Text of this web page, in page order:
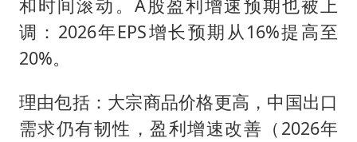
和时间滚动。A股盈利增速预期也被上
调：2026年EPS增长预期从16%提高至
20%。
理由包括：大宗商品价格更高，中国出口
需求仍有韧性，盈利增速改善（2026年